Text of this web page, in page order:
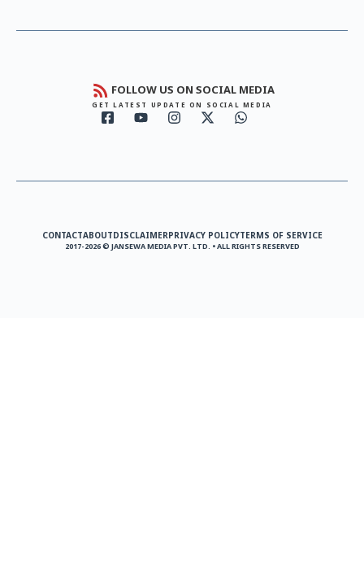
FOLLOW US ON SOCIAL MEDIA
GET LATEST UPDATE ON SOCIAL MEDIA
CONTACTABOUTDISCLAIMERPRIVACY POLICYTERMS OF SERVICE
2017-2026 © JANSEWA MEDIA PVT. LTD. • ALL RIGHTS RESERVED